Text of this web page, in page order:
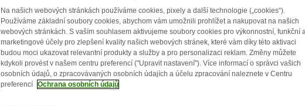
Na našich webových stránkách používáme cookies, pixely a další technologie („cookies“).
Používáme základní soubory cookies, abychom vám umožnili prohlížet a nakupovat na našich
webových stránkách. S vaším souhlasem aktivujeme soubory cookies pro výkonnostní, funkční
marketingové účely pro zlepšení kvality našich webových stránek, které vám díky této aktivaci
budou moci ukazovat relevantní produkty a služby a pro personalizaci reklam. Změny můžete
kdykoli provést v našem centru preferencí ("Upravit nastavení"). Více informací o správci vašich
osobních údajů, o zpracovávaných osobních údajích a účelu zpracování naleznete v Centru
preferencí Ochrana osobních údajů